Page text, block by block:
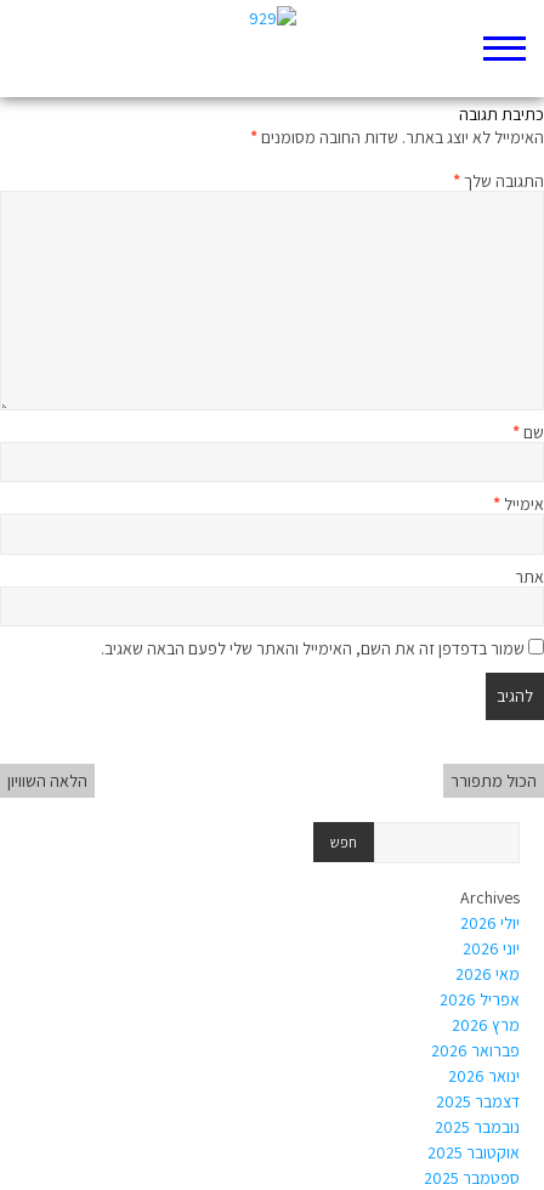
ממעמקים קראתיך: מיטיבי לכת לישעיה פרק כד
כתיבת תגובה
האימייל לא יוצג באתר. שדות החובה מסומנים*
התגובה שלך*
שם*
אימייל *
אתר
שמור בדפדפן זה את השם, האימייל והאתר שלי לפעם הבאה שאגיב.
הכול מתפורר הלאה השוויון
Archives
יולי 2026
יוני 2026
מאי 2026
אפריל 2026
מרץ 2026
פברואר 2026
ינואר 2026
דצמבר 2025
נובמבר 2025
אוקטובר 2025
ספטמבר 2025